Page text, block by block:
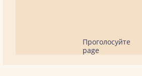
Проголосуйте
page